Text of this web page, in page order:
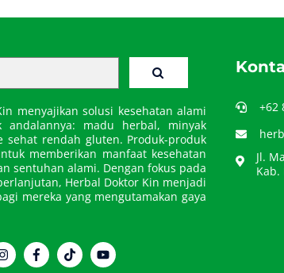
menyajikan solusi kesehatan alami
andalannya: madu herbal, minyak
sehat rendah gluten. Produk-produk
memberikan manfaat kesehatan
sentuhan alami. Dengan fokus pada
Herbal Doktor Kin menjadi
mereka yang mengutamakan gaya
+62
Jl.
Kab.